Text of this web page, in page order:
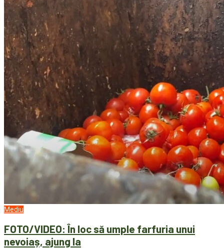
Mediu
FOTO/VIDEO: În loc să umple farfuria unui
nevoiaș, ajung la